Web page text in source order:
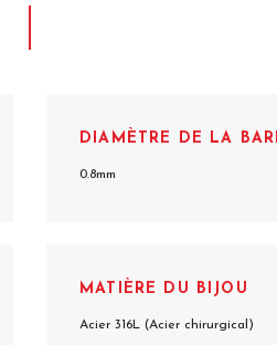
DIAMÈTRE DE LA
0.8mm
MATIÈRE DU BIJOU
Acier 316L (Acier chirurgical)